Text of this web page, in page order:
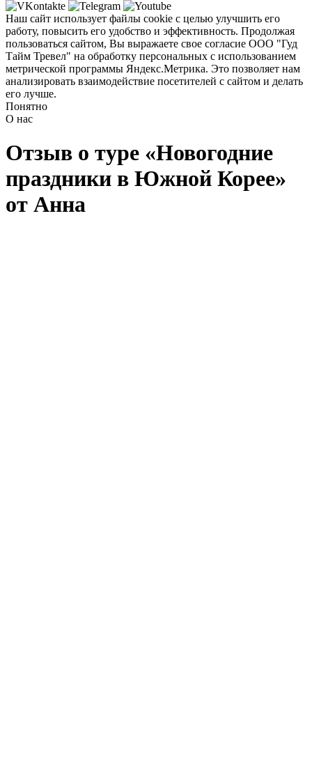
Наш сайт использует файлы cookie с целью улучшить его
работу, повысить его удобство и эффективность. Продолжая
пользоваться сайтом, Вы выражаете свое согласие ООО "Гуд
Тайм Тревел" на обработку персональных с использованием
метрической программы Яндекс.Метрика. Это позволяет нам
анализировать взаимодействие посетителей с сайтом и делать
его лучше.
Понятно
О нас
Отзыв о туре «Новогодние
праздники в Южной Корее»
от Анна